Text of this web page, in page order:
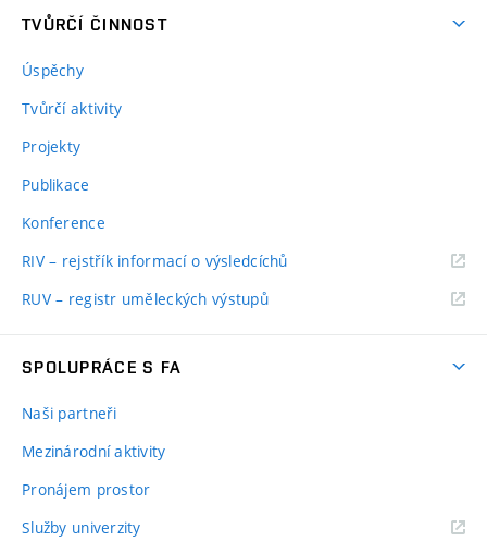
TVŮRČÍ ČINNOST
Úspěchy
Tvůrčí aktivity
Projekty
Publikace
Konference
RIV – rejstřík informací o výsledcíchů
RUV – registr uměleckých výstupů
SPOLUPRÁCE S FA
Naši partneři
Mezinárodní aktivity
Pronájem prostor
Služby univerzity